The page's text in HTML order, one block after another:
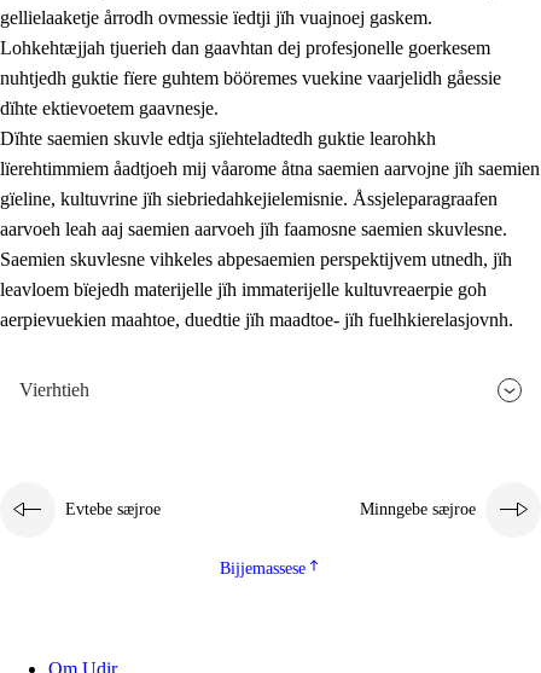
gellielaaketje årrodh ovmessie ïedtji jïh vuajnoej gaskem.
Lohkehtæjjah tjuerieh dan gaavhtan dej profesjonelle goerkesem
nuhtjedh guktie fïere guhtem bööremes vuekine vaarjelidh gåessie
dïhte ektievoetem gaavnesje.
Dïhte saemien skuvle edtja sjïehteladtedh guktie learohkh
lïerehtimmiem åadtjoeh mij våarome åtna saemien aarvojne jïh saemien
gïeline, kultuvrine jïh siebriedahkejielemisnie. Åssjeleparagraafen
aarvoeh leah aaj saemien aarvoeh jïh faamosne saemien skuvlesne.
Saemien skuvlesne vihkeles abpesaemien perspektijvem utnedh, jïh
leavloem bïejedh materijelle jïh immaterijelle kultuvreaerpie goh
aerpievuekien maahtoe, duedtie jïh maadtoe- jïh fuelhkierelasjovnh.
Vierhtieh
Evtebe sæjroe Minngebe sæjroe
Bijjemassese